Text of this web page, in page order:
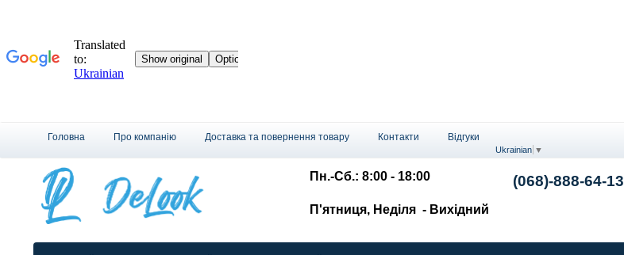
Головна Про компанію Доставка та повернення товару Контакти Відгуки
Ukrainian ▼
Пн.-Сб.: 8:00 - 18:00
П'ятниця, Неділя - Вихідний
(068)-888-64-13